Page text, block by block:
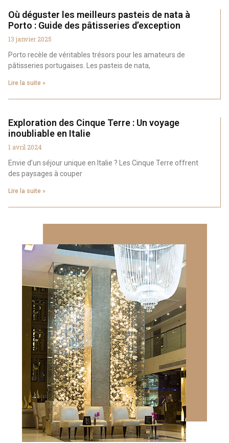
Où déguster les meilleurs pasteis de nata à
Porto : Guide des pâtisseries d’exception
13 janvier 2025
Porto recèle de véritables trésors pour les amateurs de
pâtisseries portugaises. Les pasteis de nata,
Lire la suite »
Exploration des Cinque Terre : Un voyage
inoubliable en Italie
1 avril 2024
Envie d’un séjour unique en Italie ? Les Cinque Terre offrent
des paysages à couper
Lire la suite »